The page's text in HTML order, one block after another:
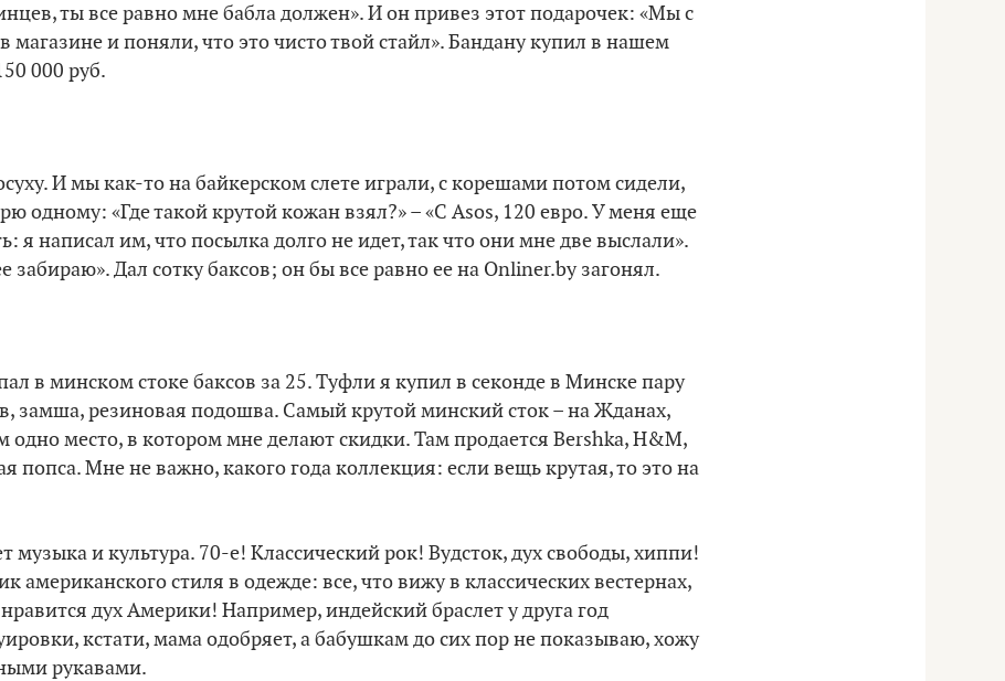
ты все равно мне бабла должен». И он привез этот подарочек: «Мы с
магазине и поняли, что это чисто твой стайл». Бандану купил в нашем
000 руб.
И мы как-то на байкерском слете играли, с корешами потом сидели,
одному: «Где такой крутой кожан взял?» – «С Asos, 120 евро. У меня еще
я написал им, что посылка долго не идет, так что они мне две выслали».
забираю». Дал сотку баксов; он бы все равно ее на Onliner.by загонял.
в минском стоке баксов за 25. Туфли я купил в секонде в Минске пару
замша, резиновая подошва. Самый крутой минский сток – на Жданах,
одно место, в котором мне делают скидки. Там продается Bershka, H&М,
попса. Мне не важно, какого года коллекция: если вещь крутая, то это на
музыка и культура. 70-е! Классический рок! Вудсток, дух свободы, хиппи!
американского стиля в одежде: все, что вижу в классических вестернах,
дух Америки! Например, индейский браслет у друга год
кстати, мама одобряет, а бабушкам до сих пор не показываю, хожу
рукавами.